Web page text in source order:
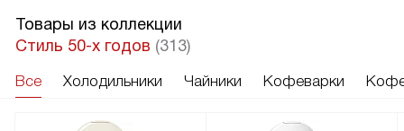
Товары из коллекции
Стиль 50-х годов (313)
Все Холодильники Чайники Кофеварки